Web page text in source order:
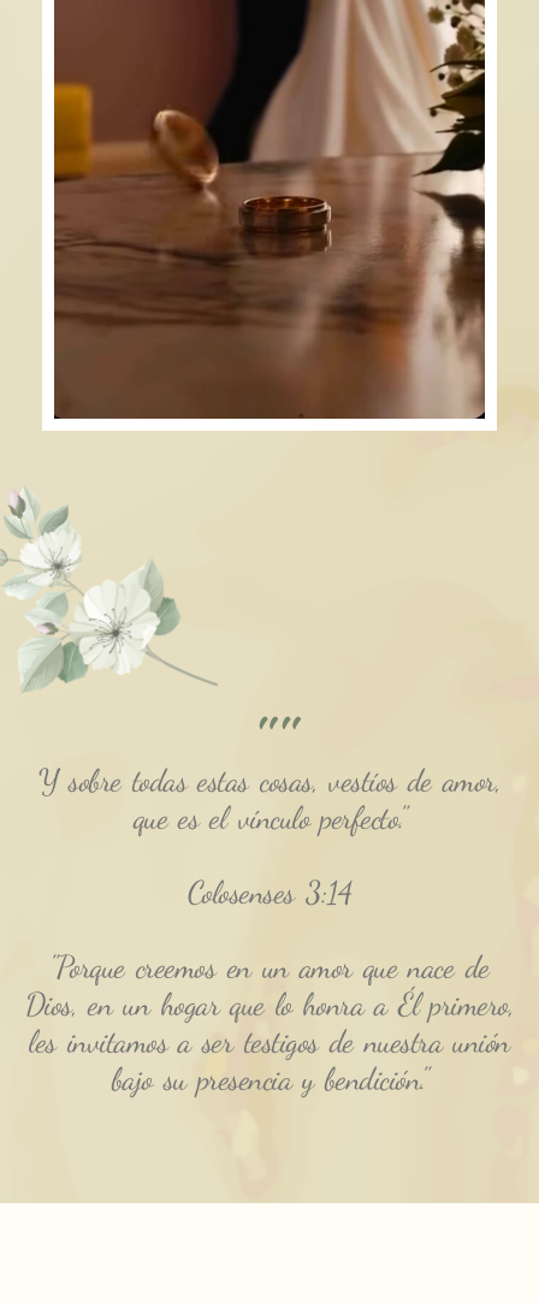
""
Y sobre todas estas cosas, vestíos de amor,
que es el vínculo perfecto."
Colosenses 3:14
"Porque creemos en un amor que nace de
Dios, en un hogar que lo honra a Él primero,
les invitamos a ser testigos de nuestra unión
bajo su presencia y bendición."